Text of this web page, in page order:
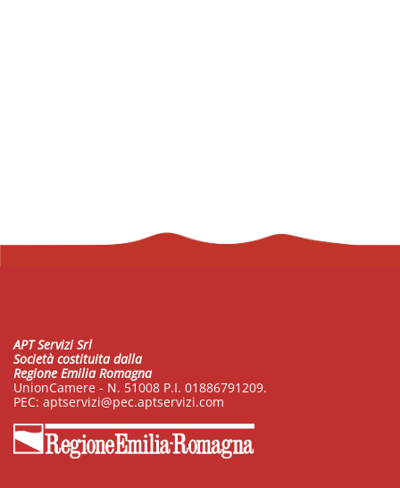
APT Servizi Srl
Società costituita dalla
Regione Emilia Romagna
UnionCamere - N. 51008 P.I. 01886791209.
PEC: aptservizi@pec.aptservizi.com